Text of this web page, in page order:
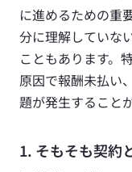
に進めるための重
分に理解していな
こともあります。
原因で報酬未払い
題が発生すること
1. そもそも契約